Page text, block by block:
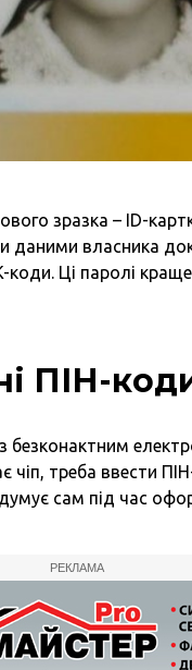
зразка – ID-
даними власника
коди. Ці паролі
ПІН-
безконактним
чіп, треба ввести
сам під час
РЕКЛАМА